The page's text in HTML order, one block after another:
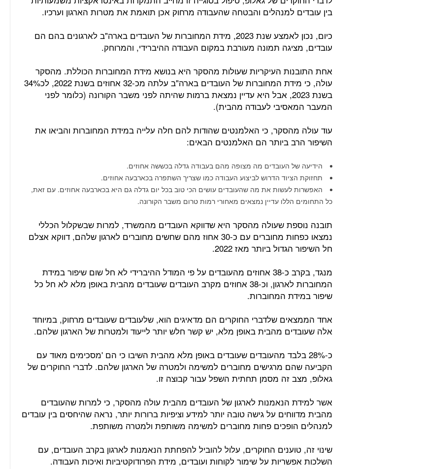
בין עובדים למנהלים והבטחה שהעבודה מרחוק אכן תואמת את מטרות הארגון וערכיו.
כיום, נכון לאמצע שנת 2023, מידת המחוברות של העובדים בארה"ב לארגונים בהם הם
עובדים, מציגה תמונה מעורבת במקום העבודה ההיברידי, והמרוחק.
אחת התובנות העיקריות שעולות מהסקר היא בנושא מידת המחוברות הכוללת. מהסקר
עולה, כי מידת המחוברות של העובדים בארה"ב עלתה מכ-32 אחוזים בשנת 2022, לכ34%
בשנת 2023, אבל היא עדיין נמצאת ברמות שהיתה לפני משבר הקורונה (כלומר לפני
המעבר המאסיבי לעבודה מהבית).
עוד עולה מהסקר, כי האלמנטים שהודות להם חלה עלייה במידת המחוברות והביאו את
השיפור הרב ביותר הם האלמנטים הבאים:
הידיעה של העובדים מה מצופה מהם בעבודה גדלה בכששה אחוזים.
תחזוקת הציוד הדרוש לביצוע העבודה כמו שצריך השתפרה בכארבעה אחוזים.
האפשרות לעשות את מה שהעובדים עושים הכי טוב בכל יום גדלה גם היא בכארבעה אחוזים. עם זאת,
כל התחומים הללו עדיין נמצאים מאחורי רמות טרום משבר הקורונה.
תובנה נוספת שעולה מהסקר היא שדווקא העובדים מהמשרד, למרות שבשקלול הכללי
נמצאו כפחות מחוברים עם כ-30 אחוז מהם שחשים מחוברים לארגון שלהם, דווקא אצלם
חל השיפור הגדול ביותר מאז 2022.
מנגד, בקרב כ-38 אחוזים מהעובדים על פי המודל ההיברידי לא חל שום שיפור במידת
המחוברות לארגון, וכ-38 אחוזים מקרב העובדים שעובדים מהבית באופן מלא לא חל כל
שיפור במידת המחוברות.
אחד הממצאים שלדברי החוקרים הם מדאיגים הוא, שלעובדים שעובדים מרחוק, במיוחד
אלה שעובדים מהבית באופן מלא, יש קשר חלש יותר לייעוד ולמטרות של הארגון שלהם.
כ-28% בלבד מהעובדים שעובדים באופן מלא מהבית השיבו כי הם 'מסכימים מאוד עם
הקביעה שהם מרגישים מחוברים למשימה ולמטרה של הארגון שלהם. לדברי החוקרים של
גאלופ, מצב זה מסמן תחתית השפל עבור קבוצה זו.
אשר למידת הנאמנות לארגון של העובדים מהבית עולה מהסקר, כי למרות שהעובדים
מהבית מדווחים על גישה טובה יותר למידע וציפיות ברורות יותר, נראה שהיחסים בין עובדים
למנהלים הופכים פחות מחוברים למשימה משותפת ולמטרה משותפת.
שינוי זה, טוענים החוקרים, עלול להוביל להפחתת הנאמנות לארגון בקרב העובדים, עם
השלכות אפשריות על שימור לקוחות ועובדים, מידת הפרודוקטיביות ואיכות העבודה.